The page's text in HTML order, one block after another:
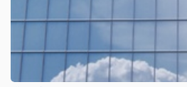
SẢN
Mã
chứng